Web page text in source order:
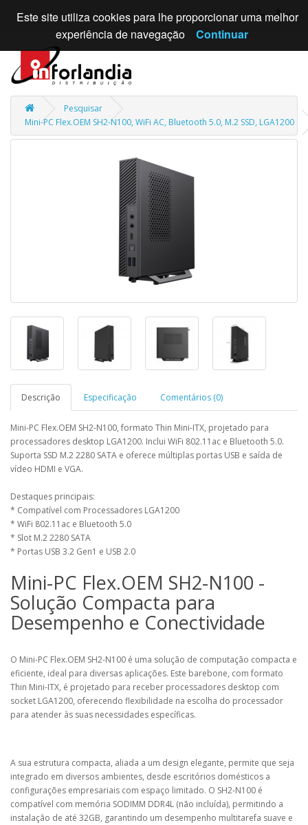
Pesquisar
Mini-PC Flex.OEM SH2-N100, WiFi AC, Bluetooth 5.0, M.2 SSD, LGA1200
Descrição Especificação Comentários (0)
Mini-PC Flex.OEM SH2-N100, formato Thin Mini-ITX, projetado para
processadores desktop LGA1200. Inclui WiFi 802.11ac e Bluetooth 5.0.
Suporta SSD M.2 2280 SATA e oferece múltiplas portas USB e saída de
vídeo HDMI e VGA.
Destaques principais:
* Compatível com Processadores LGA1200
* WiFi 802.11ac e Bluetooth 5.0
* Slot M.2 2280 SATA
* Portas USB 3.2 Gen1 e USB 2.0
Mini-PC Flex.OEM SH2-N100 -
Solução Compacta para
Desempenho e Conectividade
O Mini-PC Flex.OEM SH2-N100 é uma solução de computação compacta e
eficiente, ideal para diversas aplicações. Este barebone, com formato
Thin Mini-ITX, é projetado para receber processadores desktop com
socket LGA1200, oferecendo flexibilidade na escolha do processador
para atender às suas necessidades específicas.
A sua estrutura compacta, aliada a um design elegante, permite que seja
integrado em diversos ambientes, desde escritórios domésticos a
configurações empresariais com espaço limitado. O SH2-N100 é
compatível com memória SODIMM DDR4L (não incluída), permitindo a
instalação de até 32GB, garantindo um desempenho multitarefa suave e
Este site utiliza cookies para lhe proporcionar uma melhor
experiência de navegação
Continuar